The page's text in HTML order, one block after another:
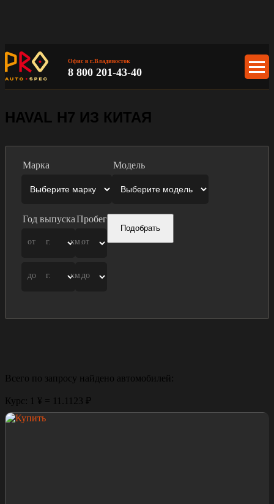
Офис в г.Владивосток
8 800 201-43-40
HAVAL H7 ИЗ КИТАЯ
Марка Модель
Год выпуска
от г.
до г.
Пробег
от
км.
до
км.
Подобрать
Всего по запросу найдено автомобилей:
Курс: 1 ¥ = 11.1123 ₽